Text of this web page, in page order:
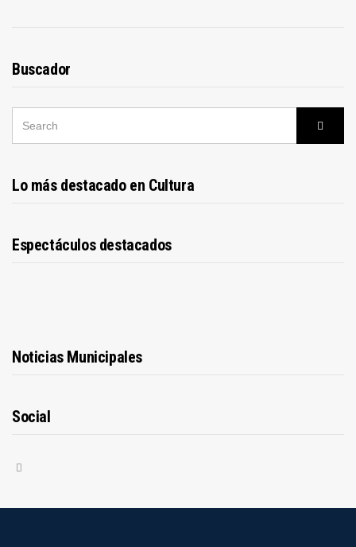
Buscador
Lo más destacado en Cultura
Espectáculos destacados
Noticias Municipales
Social